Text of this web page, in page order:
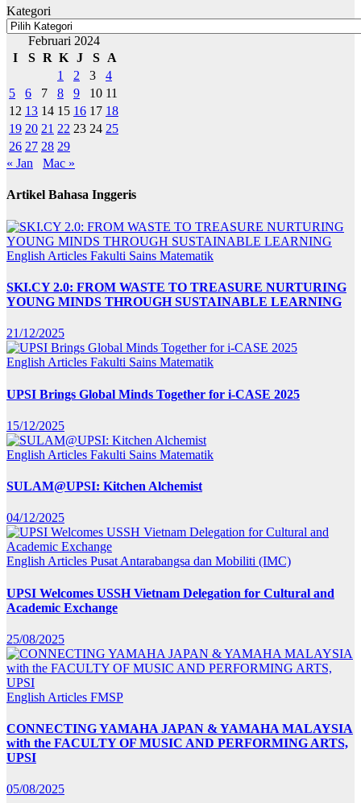
Kategori
Februari 2024
I
S R K J S
A
1
2 3
4
5
6 7 8 9 10 11
12 13 14 15 16 17 18
19 20 21 22 23 24 25
26 27 28 29
« Jan
Mac »
Artikel Bahasa Inggeris
English Articles Fakulti Sains Matematik
SKI.CY 2.0: FROM WASTE TO TREASURE NURTURING
YOUNG MINDS THROUGH SUSTAINABLE LEARNING
21/12/2025
English Articles Fakulti Sains Matematik
UPSI Brings Global Minds Together for i-CASE 2025
15/12/2025
English Articles Fakulti Sains Matematik
SULAM@UPSI: Kitchen Alchemist
04/12/2025
English Articles Pusat Antarabangsa dan Mobiliti (IMC)
UPSI Welcomes USSH Vietnam Delegation for Cultural and
Academic Exchange
25/08/2025
English Articles FMSP
CONNECTING YAMAHA JAPAN & YAMAHA MALAYSIA
with the FACULTY OF MUSIC AND PERFORMING ARTS,
UPSI
05/08/2025